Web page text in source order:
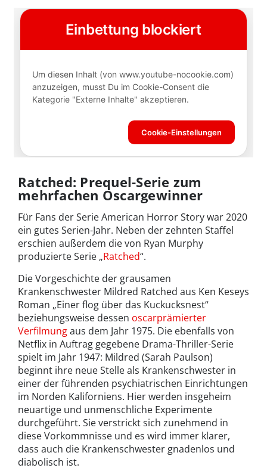
Ratched: Prequel-Serie zum
mehrfachen Oscargewinner
Für Fans der Serie American Horror Story war 2020
ein gutes Serien-Jahr. Neben der zehnten Staffel
erschien außerdem die von Ryan Murphy
produzierte Serie „Ratched“.
Die Vorgeschichte der grausamen
Krankenschwester Mildred Ratched aus Ken Keseys
Roman „Einer flog über das Kuckucksnest“
beziehungsweise dessen oscarprämierter
Verfilmungaus dem Jahr 1975. Die ebenfalls von
Netflix in Auftrag gegebene Drama-Thriller-Serie
spielt im Jahr 1947: Mildred (Sarah Paulson)
beginnt ihre neue Stelle als Krankenschwester in
einer der führenden psychiatrischen Einrichtungen
im Norden Kaliforniens. Hier werden insgeheim
neuartige und unmenschliche Experimente
durchgeführt. Sie verstrickt sich zunehmend in
diese Vorkommnisse und es wird immer klarer,
dass auch die Krankenschwester gnadenlos und
diabolisch ist.